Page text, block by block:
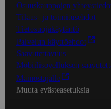
Osuuskauppojen
Tilaus- ja toimitusehdot
Tietosuojakäytäntö
Palvelun käyttöehdot
Saavutettavuus
Mobiilisovelluksen
Mainostajalle
Muuta evästeasetuksia